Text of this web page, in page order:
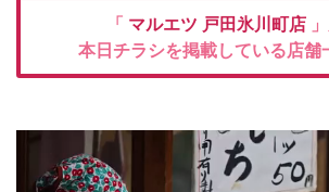
「 マルエツ 戸田氷川町店
本日チラシを掲載している店舗